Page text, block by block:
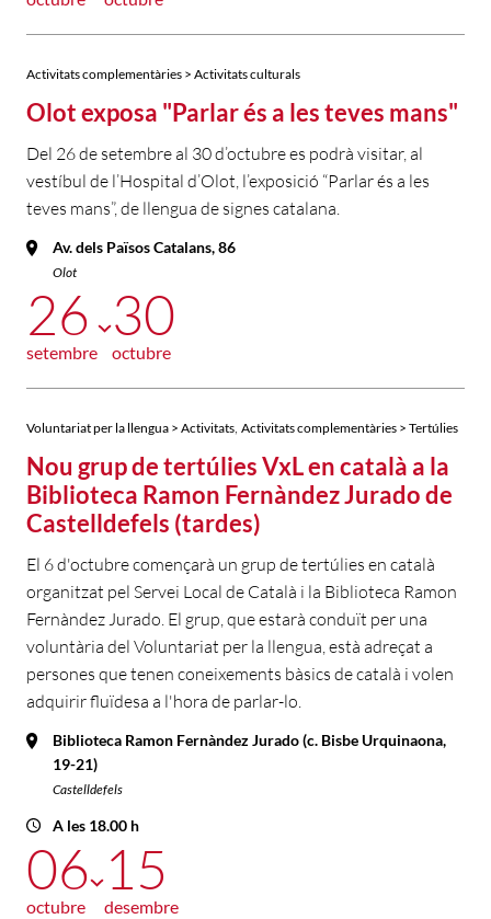
Activitats complementàries > Activitats culturals
Olot exposa "Parlar és a les teves mans"
Del 26 de setembre al 30 d’octubre es podrà visitar, al
vestíbul de l’Hospital d’Olot, l’exposició “Parlar és a les
teves mans”, de llengua de signes catalana.
Av. dels Països Catalans, 86
Olot
26
setembre
30
octubre
Voluntariat per la llengua > Activitats Activitats complementàries > Tertúlies
Nou grup de tertúlies VxL en català a la
Biblioteca Ramon Fernàndez Jurado de
Castelldefels (tardes)
El 6 d'octubre començarà un grup de tertúlies en català
organitzat pel Servei Local de Català i la Biblioteca Ramon
Fernàndez Jurado. El grup, que estarà conduït per una
voluntària del Voluntariat per la llengua, està adreçat a
persones que tenen coneixements bàsics de català i volen
adquirir fluïdesa a l'hora de parlar-lo.
Biblioteca Ramon Fernàndez Jurado (c. Bisbe Urquinaona,
19-21)
Castelldefels
A les 18.00 h
06
octubre
15
desembre